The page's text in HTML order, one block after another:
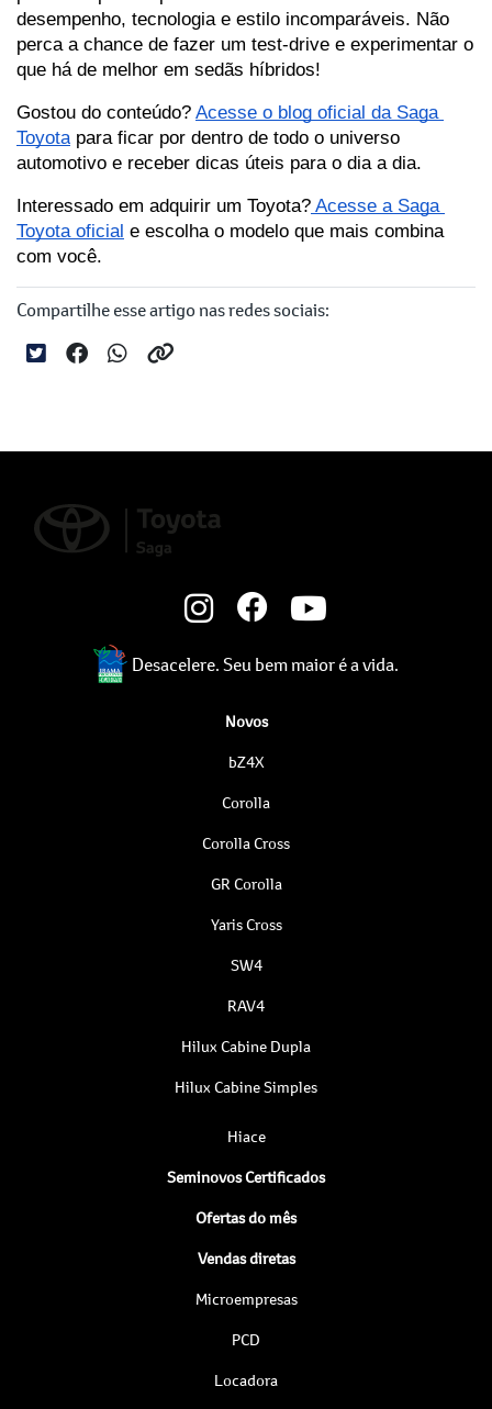
desempenho, tecnologia e estilo incomparáveis. Não
perca a chance de fazer um test-drive e experimentar o
que há de melhor em sedãs híbridos!
Gostou do conteúdo? Acesse o blog oficial da Saga
Toyota para ficar por dentro de todo o universo
automotivo e receber dicas úteis para o dia a dia.
Interessado em adquirir um Toyota? Acesse a Saga
Toyota oficial e escolha o modelo que mais combina
com você.
Compartilhe esse artigo nas redes sociais:
Desacelere. Seu bem maior é a vida.
Novos
bZ4X
Corolla
Corolla Cross
GR Corolla
Yaris Cross
SW4
RAV4
Hilux Cabine Dupla
Hilux Cabine Simples
Hiace
Seminovos Certificados
Ofertas do mês
Vendas diretas
Microempresas
PCD
Locadora